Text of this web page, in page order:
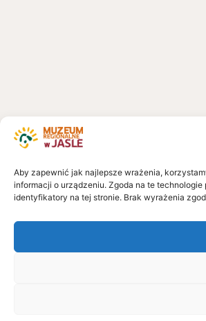
Aby zapewnić jak najlepsze wrażenia,
informacji o urządzeniu. Zgoda na te
identyfikatory na tej stronie. Brak wyrażenia